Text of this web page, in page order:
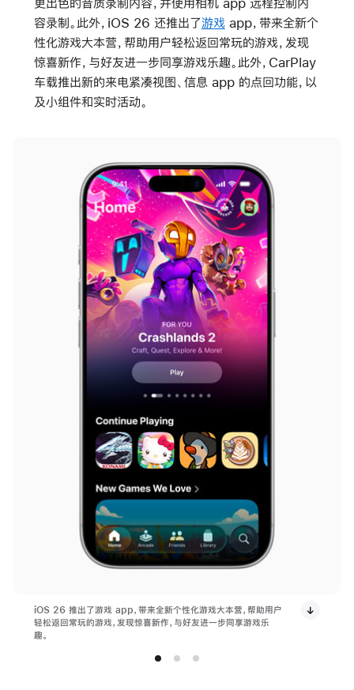
更出色的音质录制内容，并使用相机 app 远程控制内
容录制。此外，iOS 26 还推出了游戏app，带来全新个
性化游戏大本营，帮助用户轻松返回常玩的游戏，发现
惊喜新作，与好友进一步同享游戏乐趣。此外，CarPlay
车载推出新的来电紧凑视图、信息 app 的点回功能，以
及小组件和实时活动。
iOS 26 推出了游戏 app，带来全新个性化游戏大本营，帮助用户
轻松返回常玩的游戏，发现惊喜新作，与好友进一步同享游戏乐
趣。